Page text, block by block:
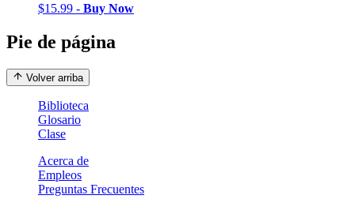
$15.99 - Buy Now
Pie de página
Volver arriba
Biblioteca
Glosario
Clase
Acerca de
Empleos
Preguntas Frecuentes